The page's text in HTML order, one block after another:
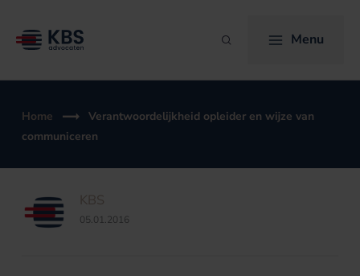
naar
Zoeken Menu
Home
Verantwoordelijkheid opleider en wijze van
communiceren
KBS
05.01.2016